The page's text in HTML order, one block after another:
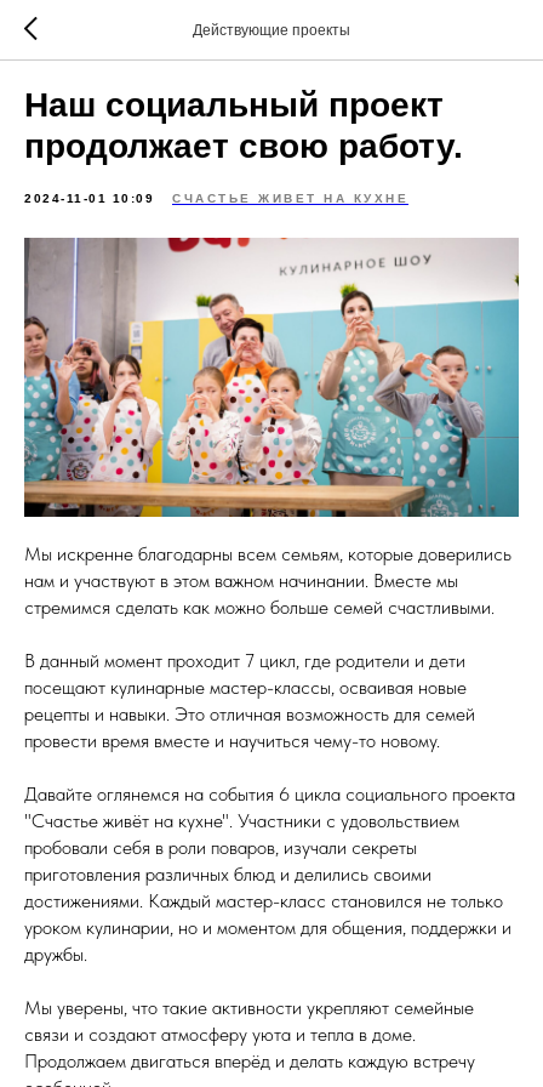
Действующие проекты
Наш социальный проект
продолжает свою работу.
2024-11-01 10:09 СЧАСТЬЕ ЖИВЕТ НА КУХНЕ
Мы искренне благодарны всем семьям, которые доверились
нам и участвуют в этом важном начинании. Вместе мы
стремимся сделать как можно больше семей счастливыми.
В данный момент проходит 7 цикл, где родители и дети
посещают кулинарные мастер-классы, осваивая новые
рецепты и навыки. Это отличная возможность для семей
провести время вместе и научиться чему-то новому.
Давайте оглянемся на события 6 цикла социального проекта
"Счастье живёт на кухне". Участники с удовольствием
пробовали себя в роли поваров, изучали секреты
приготовления различных блюд и делились своими
достижениями. Каждый мастер-класс становился не только
уроком кулинарии, но и моментом для общения, поддержки и
дружбы.
Мы уверены, что такие активности укрепляют семейные
связи и создают атмосферу уюта и тепла в доме.
Продолжаем двигаться вперёд и делать каждую встречу